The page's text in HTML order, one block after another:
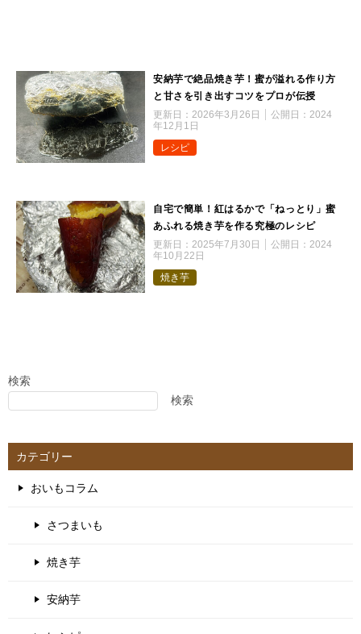
安納芋で絶品焼き芋！蜜が溢れる作り方
と甘さを引き出すコツをプロが伝授
更新日： 2026年3月26日 公開日： 2024
年12月1日
レシピ
自宅で簡単！紅はるかで「ねっとり」蜜
あふれる焼き芋を作る究極のレシピ
更新日： 2025年7月30日 公開日： 2024
年10月22日
焼き芋
検索
検索
カテゴリー
おいもコラム
さつまいも
焼き芋
安納芋